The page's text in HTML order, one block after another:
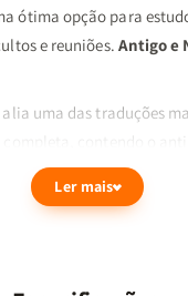
ótima opção para
e reuniões. Antigo e
alia uma das traduções
contendo o
João Ferreira de
Harpa Avivada e
Ler mais